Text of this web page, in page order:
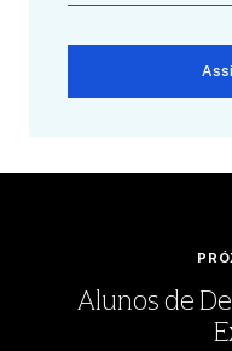
Alunos de